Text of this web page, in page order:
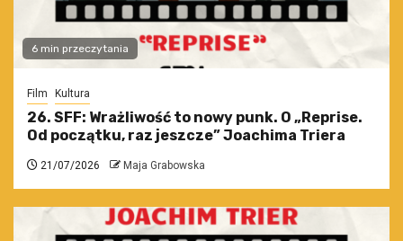
6 min przeczytania
Film Kultura
26. SFF: Wrażliwość to nowy punk. O „Reprise.
Od początku, raz jeszcze” Joachima Triera
21/07/2026 Maja Grabowska